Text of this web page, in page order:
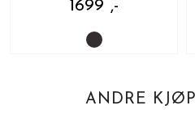
1699 ,-
ANDRE